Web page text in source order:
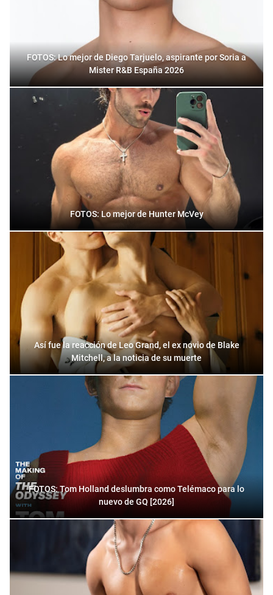
FOTOS: Lo mejor de Diego Tarjuelo, aspirante por Soria a
Mister R&B España 2026
FOTOS: Lo mejor de Hunter McVey
Así fue la reacción de Leo Grand, el ex novio de Blake
Mitchell, a la noticia de su muerte
FOTOS: Tom Holland deslumbra como Telémaco para lo
nuevo de GQ [2026]